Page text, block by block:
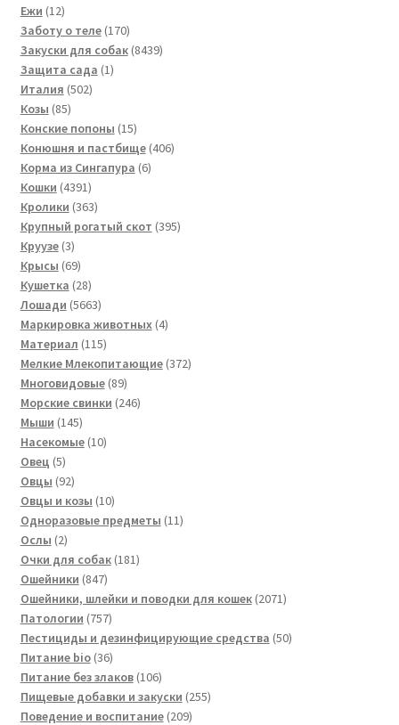
Ежи 1212
товаров
Заботу о теле 170170
товаров
Закуски для собак 84398439
Защита сада 11
Италия 502502
Козы 8585
товаров
Конские попоны 1515
товаров
Конюшня и пастбище 406406
Корма из Сингапура 66
Кошки 43914391
товар
Кролики 363363
товара
Крупный рогатый скот 395395
Круузе 33
товара
Крысы 6969
товаров
Кушетка 2828
товаров
Лошади 56635663
товара
Маркировка животных 44
Материал 115115
товаров
Мелкие Млекопитающие 372372
Многовидовые 8989
товаров
Морские свинки 246246
Мыши 145145
товаров
Насекомые 1010
Овец 55
товаров
Овцы 9292
товара
Овцы и козы 1010
товаров
Одноразовые предметы 1111
Ослы 22
товара
Очки для собак 181181
Ошейники 847847
товаров
Ошейники, шлейки и поводки для кошек 20712071
Патологии 757757
товаров
Пестициды и дезинфицирующие средства 5050
Питание bio 3636
товаров
Питание без злаков 106106
товаров
Пищевые добавки и закуски 255255
Поведение и воспитание 209209